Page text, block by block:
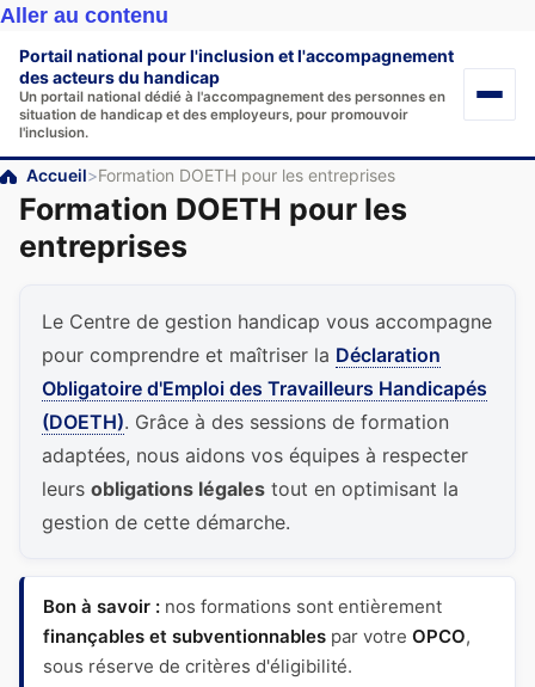
Aller au contenu
Portail national pour l'inclusion et l'accompagnement
des acteurs du handicap
Un portail national dédié à l'accompagnement des personnes en
situation de handicap et des employeurs, pour promouvoir
l'inclusion.
Accueil>Formation DOETH pour les entreprises
Formation DOETH pour les
entreprises
Le Centre de gestion handicap vous accompagne
pour comprendre et maîtriser la Déclaration
Obligatoire d'Emploi des Travailleurs Handicapés
(DOETH). Grâce à des sessions de formation
adaptées, nous aidons vos équipes à respecter
leurs obligations légales tout en optimisant la
gestion de cette démarche.
Bon à savoir : nos formations sont entièrement
finançables et subventionnables par votre OPCO,
sous réserve de critères d'éligibilité.